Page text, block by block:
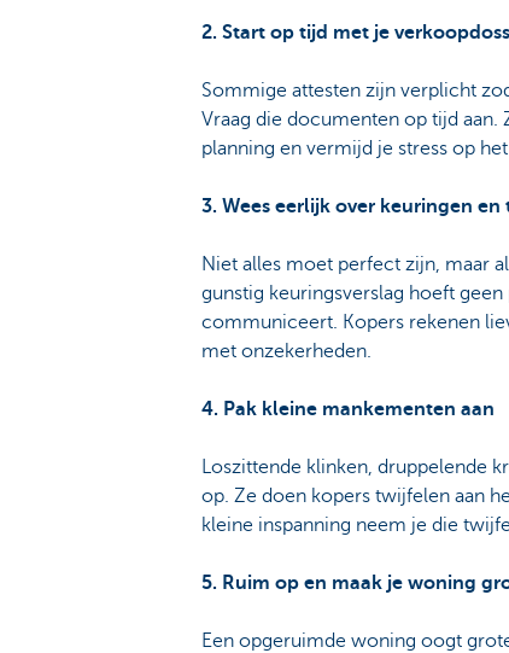
2. Start op tijd met je
Sommige attesten zijn verplicht
Vraag die documenten op tijd
planning en vermijd je stress op
3. Wees eerlijk over keuringen
Niet alles moet perfect zijn, maar
gunstig keuringsverslag hoeft
communiceert. Kopers rekenen
met onzekerheden.
4. Pak kleine mankementen aan
Loszittende klinken, druppelende
op. Ze doen kopers twijfelen aan
kleine inspanning neem je die
5. Ruim op en maak je woning
Een opgeruimde woning oogt